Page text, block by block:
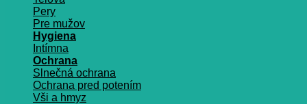
Pery
Pre mužov
Hygiena
Intímna
Ochrana
Slnečná ochrana
Ochrana pred potením
Vši a hmyz